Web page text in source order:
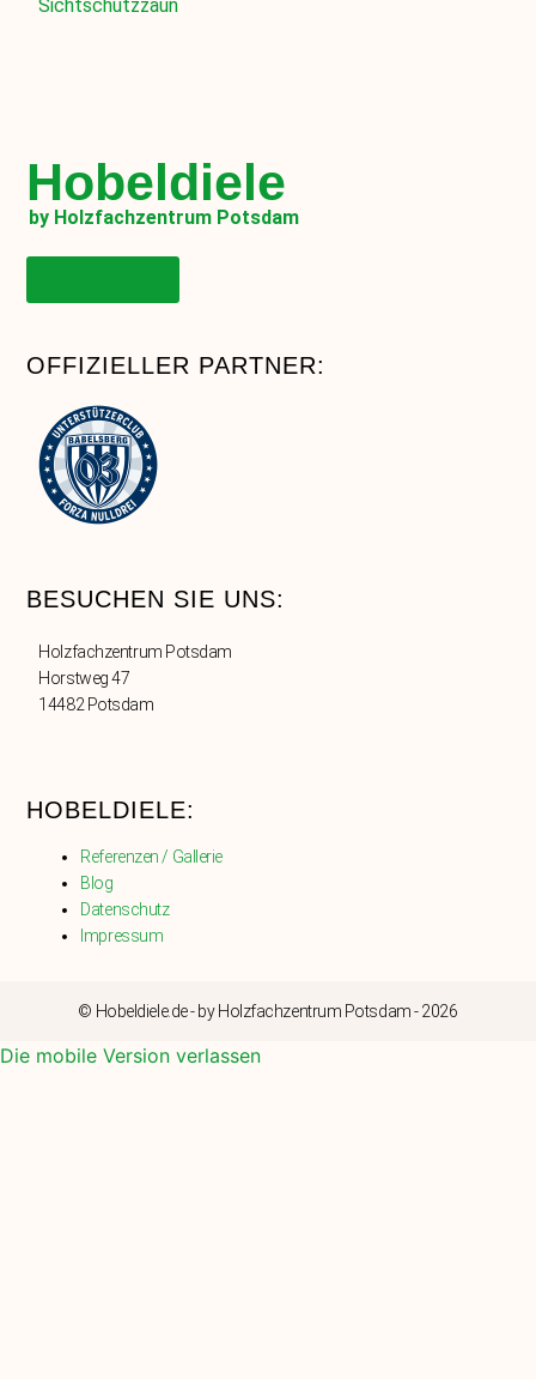
Sichtschutzzaun
Hobeldiele
by Holzfachzentrum Potsdam
OFFIZIELLER PARTNER:
BESUCHEN SIE UNS:
Holzfachzentrum Potsdam
Horstweg 47
14482 Potsdam
HOBELDIELE:
Referenzen / Gallerie
Blog
Datenschutz
Impressum
© Hobeldiele.de - by Holzfachzentrum Potsdam - 2026
Die mobile Version verlassen